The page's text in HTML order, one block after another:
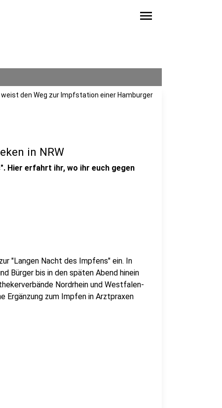
menu
den Weg zur Impfstation einer Hamburger
in NRW
Hier erfahrt ihr, wo ihr euch gegen
"Langen Nacht des Impfens" ein. In
Bürger bis in den späten Abend hinein
Nordrhein und Westfalen-
Ergänzung zum Impfen in Arztpraxen